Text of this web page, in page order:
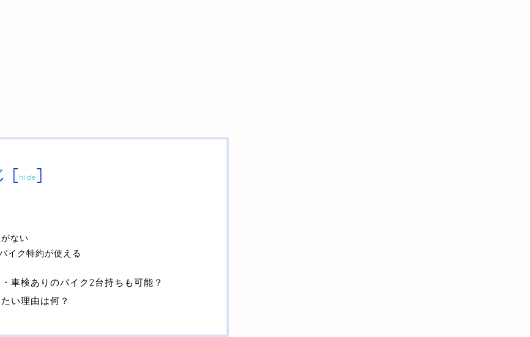
[hide]
ない
イク特約が使える
車検ありのバイク2台持ちも可能？
い理由は何？